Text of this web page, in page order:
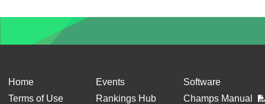
Home
Terms of Use
Events
Rankings Hub
Software
Champs Manual